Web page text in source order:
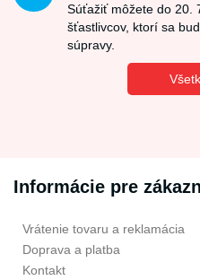
Súťažiť môžete do 20.
šťastlivcov, ktorí sa
súpravy.
Informácie pre
Vrátenie tovaru a reklamácia
Doprava a platba
Kontakt